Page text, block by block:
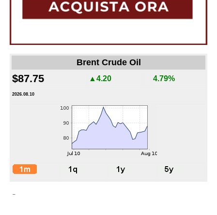
Brent Crude Oil
$87.75 ▲4.20 4.79%
2026.08.10
-